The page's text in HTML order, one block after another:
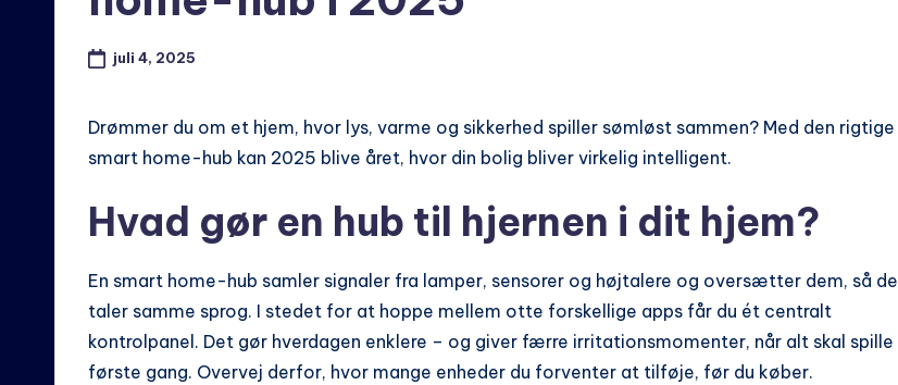
juli 4, 2025
Drømmer du om et hjem, hvor lys, varme og sikkerhed spiller sømløst sammen? Med den rigtige
smart home-hub kan 2025 blive året, hvor din bolig bliver virkelig intelligent.
Hvad gør en hub til hjernen i dit hjem?
En smart home-hub samler signaler fra lamper, sensorer og højtalere og oversætter dem, så de
taler samme sprog. I stedet for at hoppe mellem otte forskellige apps får du ét centralt
kontrolpanel. Det gør hverdagen enklere – og giver færre irritationsmomenter, når alt skal spille
første gang. Overvej derfor, hvor mange enheder du forventer at tilføje, før du køber.